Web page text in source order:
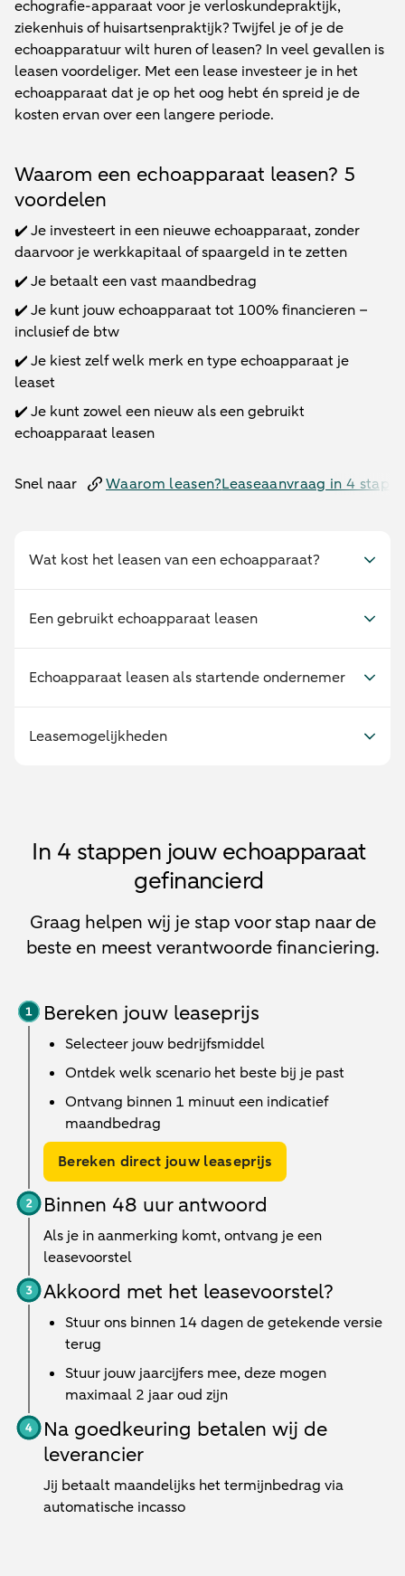
echografie-apparaat voor je verloskundepraktijk,
ziekenhuis of huisartsenpraktijk? Twijfel je of je de
echoapparatuur wilt huren of leasen? In veel gevallen is
leasen voordeliger. Met een lease investeer je in het
echoapparaat dat je op het oog hebt én spreid je de
kosten ervan over een langere periode.
Waarom een echoapparaat leasen? 5
voordelen
✔️ Je investeert in een nieuwe echoapparaat, zonder
daarvoor je werkkapitaal of spaargeld in te zetten
✔️ Je betaalt een vast maandbedrag
✔️ Je kunt jouw echoapparaat tot 100% financieren –
inclusief de btw
✔️ Je kiest zelf welk merk en type echoapparaat je
leaset
✔️ Je kunt zowel een nieuw als een gebruikt
echoapparaat leasen
Snel naar Waarom leasen?Leaseaanvraag in 4
Wat kost het leasen van een echoapparaat?
Een gebruikt echoapparaat leasen
Echoapparaat leasen als startende ondernemer
Leasemogelijkheden
In 4 stappen jouw echoapparaat
gefinancierd
Graag helpen wij je stap voor stap naar de
beste en meest verantwoorde financiering.
Bereken jouw leaseprijs
Selecteer jouw bedrijfsmiddel
Ontdek welk scenario het beste bij je past
Ontvang binnen 1 minuut een indicatief
maandbedrag
Bereken direct jouw leaseprijs
Binnen 48 uur antwoord
Als je in aanmerking komt, ontvang je een
leasevoorstel
Akkoord met het leasevoorstel?
Stuur ons binnen 14 dagen de getekende versie
terug
Stuur jouw jaarcijfers mee, deze mogen
maximaal 2 jaar oud zijn
Na goedkeuring betalen wij de
leverancier
Jij betaalt maandelijks het termijnbedrag via
automatische incasso